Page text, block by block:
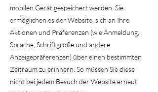
mobilen Gerät gespeichert werden. Sie
ermöglichen es der Website, sich an Ihre
Aktionen und Präferenzen (wie Anmeldung,
Sprache, Schriftgröße und andere
Anzeigepräferenzen) über einen bestimmten
Zeitraum zu erinnern. So müssen Sie diese
nicht bei jedem Besuch der Website erneut